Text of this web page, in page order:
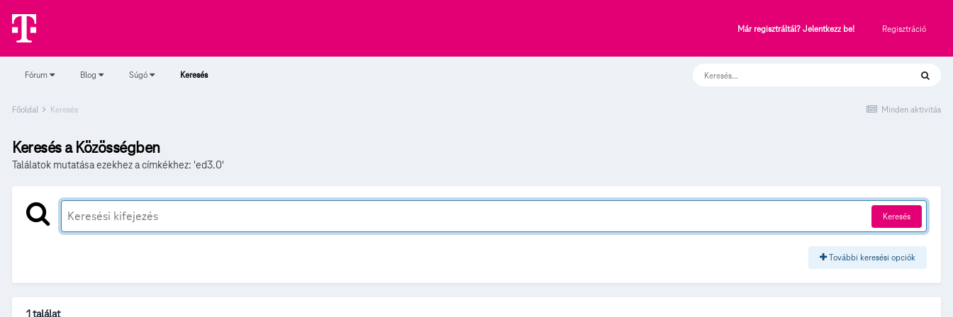
Már regisztráltál? Jelentkezz be! Regisztráció
Fórum Blog Súgó Keresés
Minden aktivitás
Főoldal Keresés
Keresés a Közösségben
Találatok mutatása ezekhez a címkékhez: 'ed3.0'
Keresés
További keresési opciók
1 találat